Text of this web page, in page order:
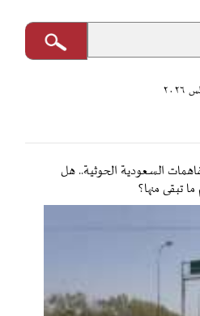
السعودية الحوثية.. هل
تبقى منها؟